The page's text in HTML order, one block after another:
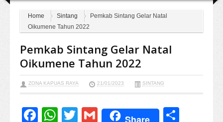
Home Sintang
Pemkab Sintang Gelar Natal
Oikumene Tahun 2022
Pemkab Sintang Gelar Natal
Oikumene Tahun 2022
ZONA KAPUAS RAYA 21/01/2023 SINTANG
Facebook
WhatsApp
TwitterGmail
Share